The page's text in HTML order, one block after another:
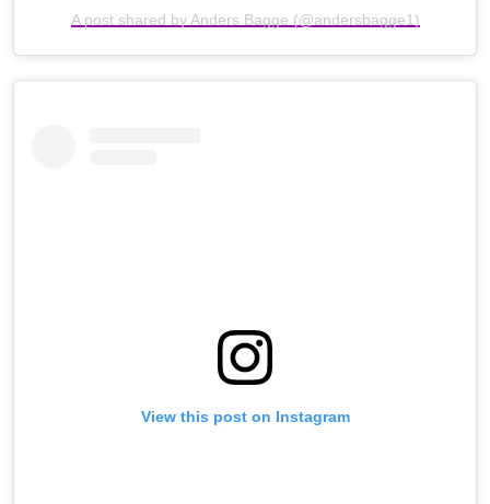
A post shared by Anders Bagge (@andersbagge1)
View this post on Instagram